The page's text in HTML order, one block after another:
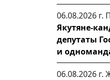
06.08.2026 г.
Якутяне-
депутаты
и
06.08.2026 г.